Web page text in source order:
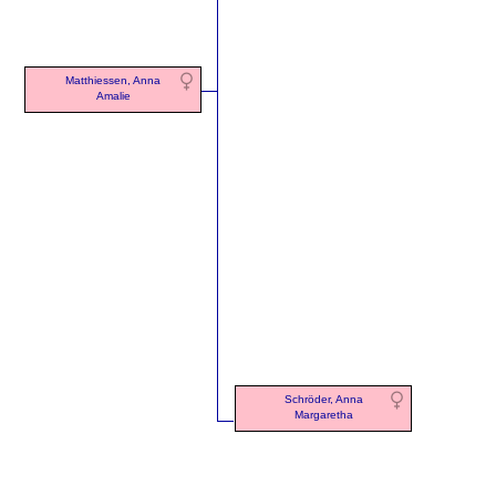
Matthiessen, Anna
Amalie
Schröder, Anna
Margaretha